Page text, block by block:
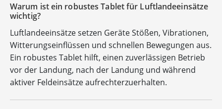
Warum ist ein robustes Tablet für Luftlandeeinsätze
wichtig?
Luftlandeeinsätze setzen Geräte Stößen, Vibrationen,
Witterungseinflüssen und schnellen Bewegungen aus.
Ein robustes Tablet hilft, einen zuverlässigen Betrieb
vor der Landung, nach der Landung und während
aktiver Feldeinsätze aufrechterzuerhalten.